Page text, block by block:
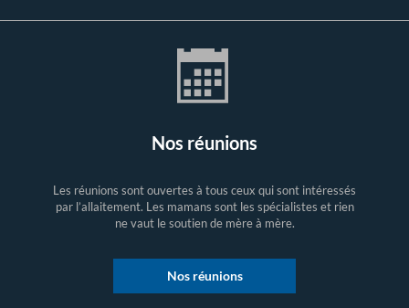
Nos réunions
Les réunions sont ouvertes à tous ceux qui sont intéressés
par l’allaitement. Les mamans sont les spécialistes et rien
ne vaut le soutien de mère à mère.
Nos réunions